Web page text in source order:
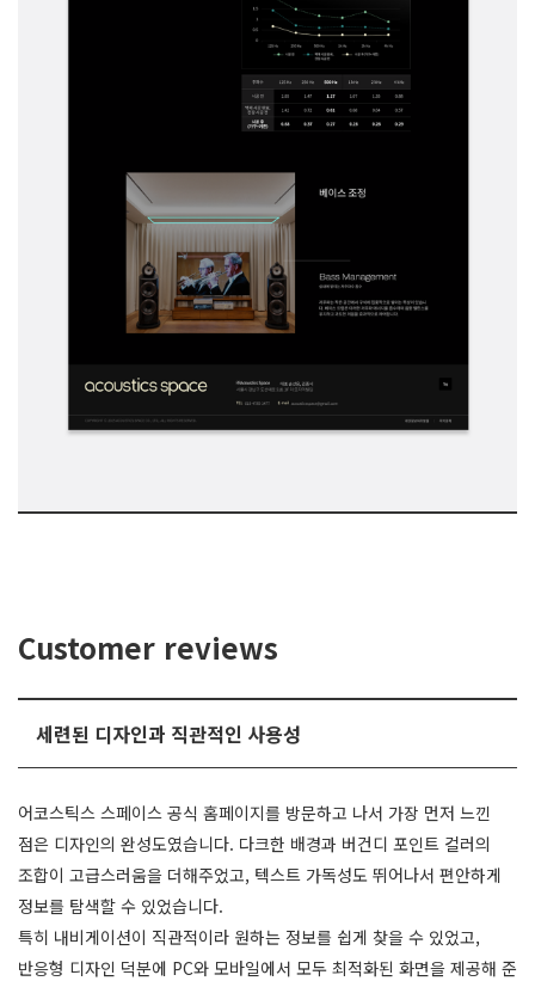
Customer reviews
세련된 디자인과 직관적인 사용성
어코스틱스 스페이스 공식 홈페이지를 방문하고 나서 가장 먼저 느낀
점은 디자인의 완성도였습니다. 다크한 배경과 버건디 포인트 컬러의
조합이 고급스러움을 더해주었고, 텍스트 가독성도 뛰어나서 편안하게
정보를 탐색할 수 있었습니다.
특히 내비게이션이 직관적이라 원하는 정보를 쉽게 찾을 수 있었고,
반응형 디자인 덕분에 PC와 모바일에서 모두 최적화된 화면을 제공해 준